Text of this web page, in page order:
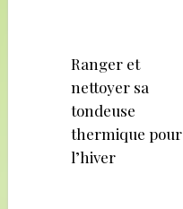
l’article
Ranger et
nettoyer sa
tondeuse
thermique pour
l’hiver